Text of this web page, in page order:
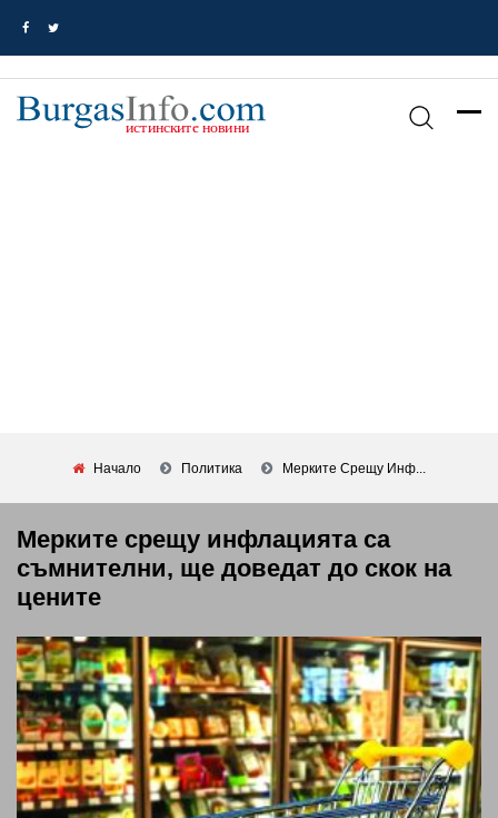
Начало Политика Мерките Срещу Инф...
Мерките срещу инфлацията са
съмнителни, ще доведат до скок на
цените